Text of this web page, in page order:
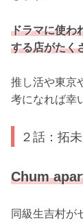
ドラマに使わ
する店がたく
推し活や東京
考になれば幸
２話：拓
Chum
同級生吉村が